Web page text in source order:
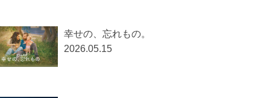
幸せの、忘れもの。
2026.05.15